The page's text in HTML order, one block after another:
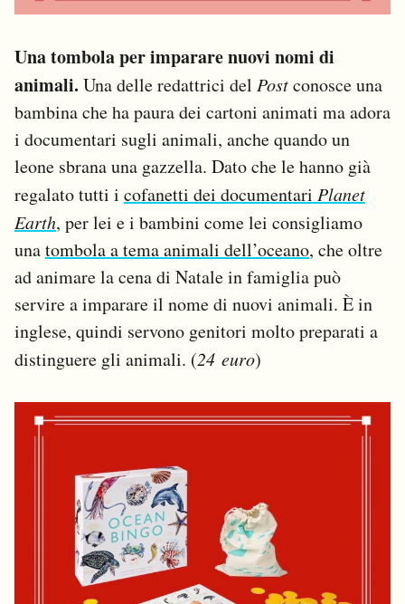
Una tombola per imparare nuovi nomi di
animali. Una delle redattrici del Postconosce una
bambina che ha paura dei cartoni animati ma adora
i documentari sugli animali, anche quando un
leone sbrana una gazzella. Dato che le hanno già
regalato tutti i cofanetti dei documentari Planet
Earth, per lei e i bambini come lei consigliamo
unatombola a tema animali dell’oceano, che oltre
ad animare la cena di Natale in famiglia può
servire a imparare il nome di nuovi animali. È in
inglese, quindi servono genitori molto preparati a
distinguere gli animali. (24 euro)